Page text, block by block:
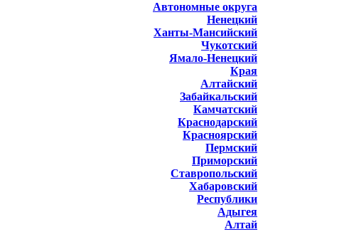
Автономные округа
Ненецкий
Ханты-Мансийский
Чукотский
Ямало-Ненецкий
Края
Алтайский
Забайкальский
Камчатский
Краснодарский
Красноярский
Пермский
Приморский
Ставропольский
Хабаровский
Республики
Адыгея
Алтай